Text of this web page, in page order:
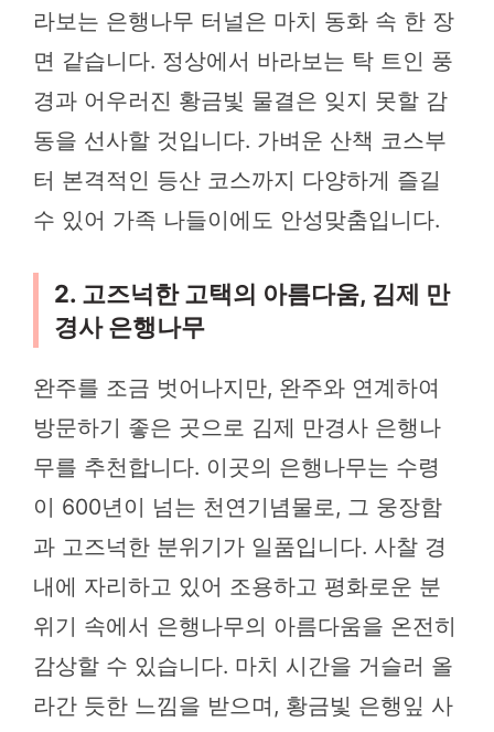
라보는 은행나무 터널은 마치 동화 속 한 장
면 같습니다. 정상에서 바라보는 탁 트인 풍
경과 어우러진 황금빛 물결은 잊지 못할 감
동을 선사할 것입니다. 가벼운 산책 코스부
터 본격적인 등산 코스까지 다양하게 즐길
수 있어 가족 나들이에도 안성맞춤입니다.
2. 고즈넉한 고택의 아름다움, 김제 만
경사 은행나무
완주를 조금 벗어나지만, 완주와 연계하여
방문하기 좋은 곳으로 김제 만경사 은행나
무를 추천합니다. 이곳의 은행나무는 수령
이 600년이 넘는 천연기념물로, 그 웅장함
과 고즈넉한 분위기가 일품입니다. 사찰 경
내에 자리하고 있어 조용하고 평화로운 분
위기 속에서 은행나무의 아름다움을 온전히
감상할 수 있습니다. 마치 시간을 거슬러 올
라간 듯한 느낌을 받으며, 황금빛 은행잎 사